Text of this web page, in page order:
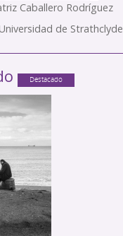
Caballero Rodríguez
de Strathclyde
Destacado